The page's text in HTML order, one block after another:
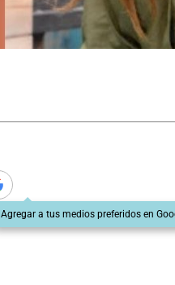
Agregar a tus medios preferidos en